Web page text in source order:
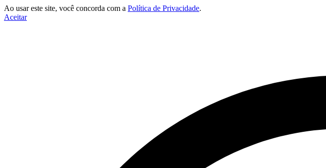
Ao usar este site, você concorda com a Política de Privacidade.
Aceitar